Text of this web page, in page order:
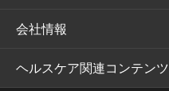
会社情報
ヘルスケア関連コンテンツ